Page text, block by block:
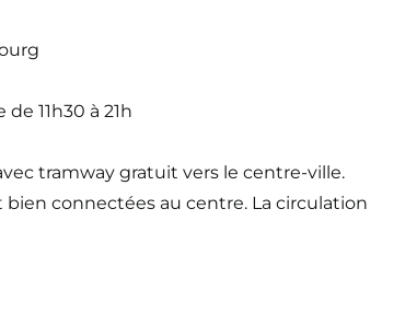
11h30 à 21h
tramway gratuit vers le centre-ville.
bien connectées au centre. La circulation